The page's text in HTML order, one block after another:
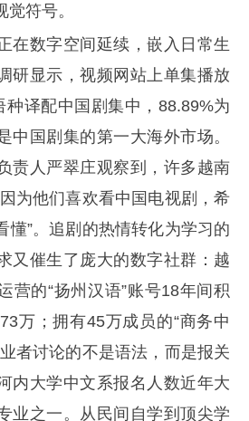
符号。
数字空间延续，嵌入日常生
研显示，视频网站上单集播放
种译配中国剧集中，88.89%为
中国剧集的第一大海外市场。
责人严翠庄观察到，许多越南
为他们喜欢看中国电视剧，希
懂”。追剧的热情转化为学习的
又催生了庞大的数字社群：越
营的“扬州汉语”账号18年间积
万；拥有45万成员的“商务中
者讨论的不是语法，而是报关
内大学中文系报名人数近年大
业之一。从民间自学到顶尖学